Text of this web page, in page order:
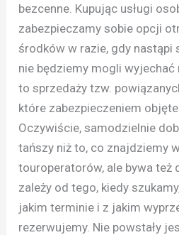
bezcenne. Kupując usługi
zabezpieczamy sobie opcji
środków w razie, gdy nastąpi
nie będziemy mogli wyjechać
to sprzedaży tzw.
które zabezpieczeniem objęte
Oczywiście, samodzielnie
tańszy niż to, co znajdziemy
touroperatorów, ale bywa też
zależy od tego, kiedy
jakim terminie i z jakim
rezerwujemy. Nie powstały